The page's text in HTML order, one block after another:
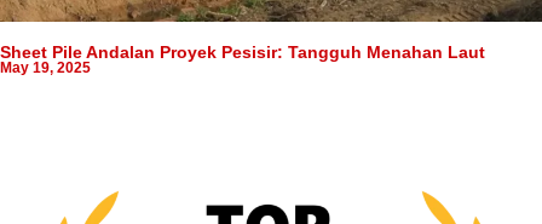
Sheet Pile Andalan Proyek Pesisir: Tangguh Menahan Laut
May 19, 2025